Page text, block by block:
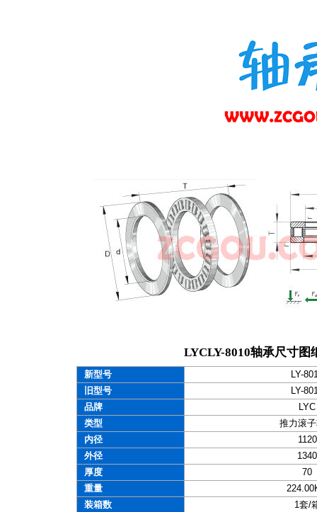
LYCLY-8010轴承尺寸图
新型号
LY-
旧型号
LY-
品牌
LYC
类型
推力滚
内径
1120
外径
1340
厚度
70
重量
装箱数
1套/